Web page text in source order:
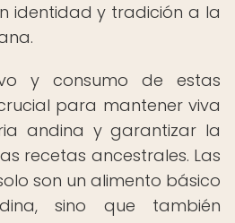
identidad y tradición a la
y consumo de estas
para mantener viva
andina y garantizar la
recetas ancestrales. Las
son un alimento básico
sino que también